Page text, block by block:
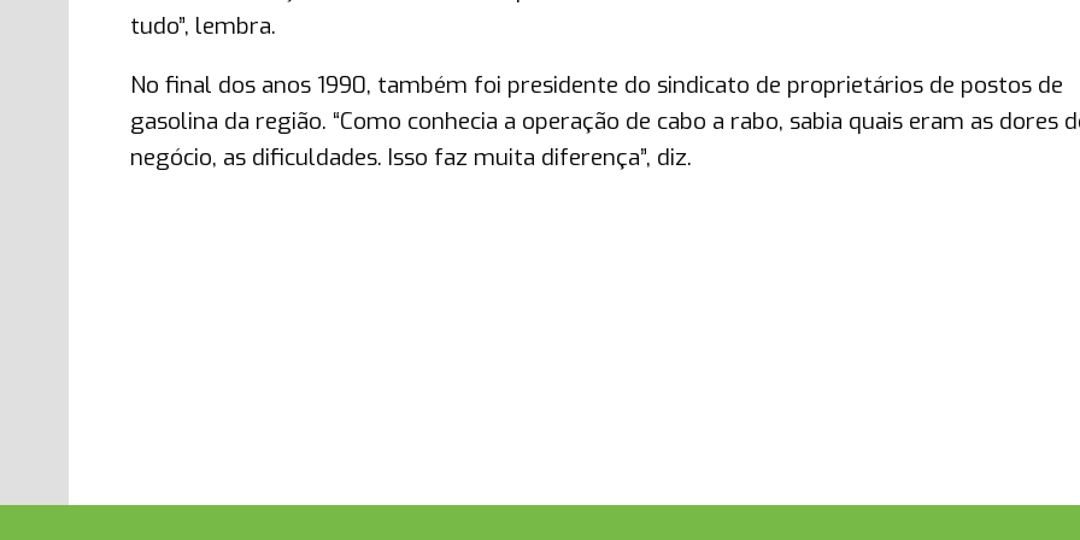
tudo”, lembra.
No final dos anos 1990, também foi presidente do sindicato de proprietários de postos de
gasolina da região. “Como conhecia a operação de cabo a rabo, sabia quais eram as dores
negócio, as dificuldades. Isso faz muita diferença”, diz.